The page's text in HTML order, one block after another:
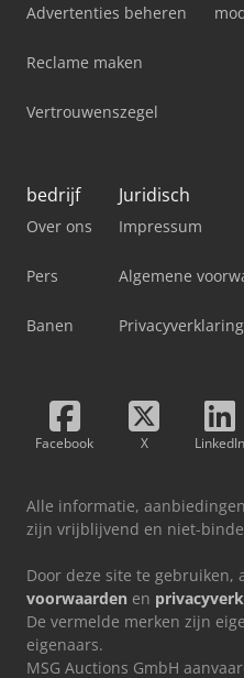
Advertenties beheren
Reclame maken
Vertrouwenszegel
bedrijf
Over ons
Pers
Banen
Juridisch
Impressum
Algemene
Privacyverklaring
Facebook X LinkedIn
Alle informatie,
zijn vrijblijvend en niet-
Door deze site te gebruiken,
voorwaarden en
De vermelde merken zijn
eigenaars.
MSG Auctions GmbH